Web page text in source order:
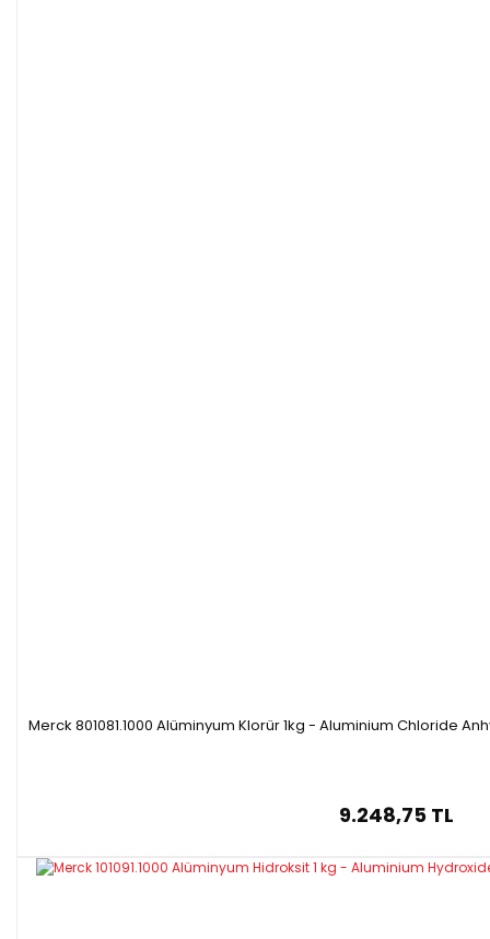
Merck 801081.1000 Alüminyum Klorür 1kg - Aluminium Chloride
9.248,75 TL